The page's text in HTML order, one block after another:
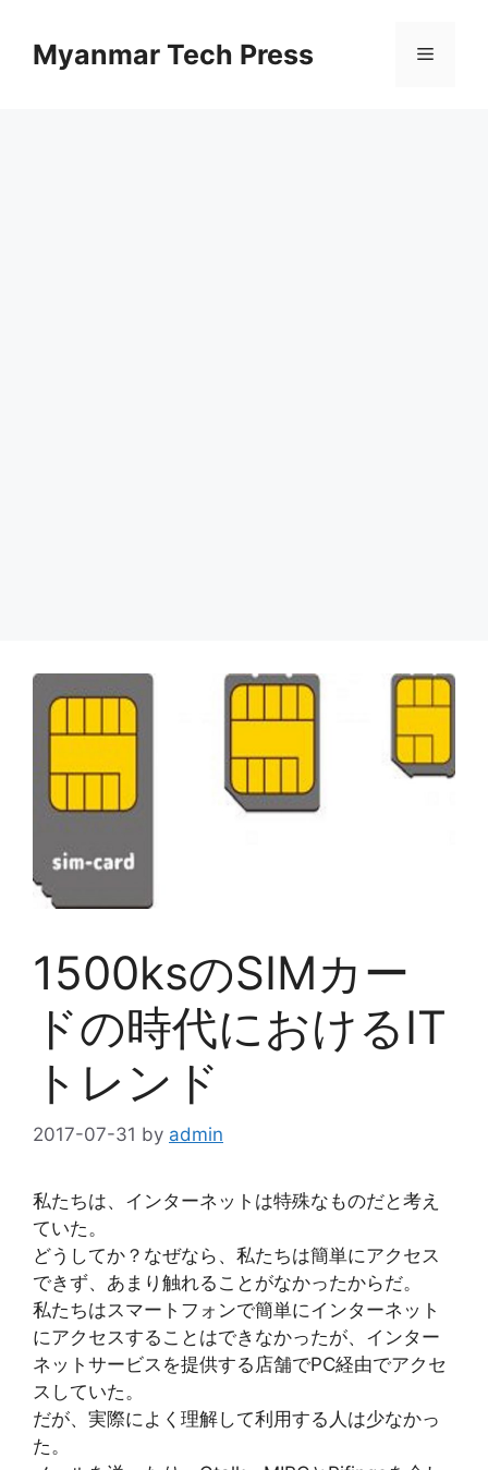
Myanmar Tech Press メ
1500ksのSIMカー
ドの時代におけるIT
トレンド
2017-07-31 by admin
私たちは、インターネットは特殊なものだと考え
ていた。
どうしてか？なぜなら、私たちは簡単にアクセス
できず、あまり触れることがなかったからだ。
私たちはスマートフォンで簡単にインターネット
にアクセスすることはできなかったが、インター
ネットサービスを提供する店舗でPC経由でアクセ
スしていた。
だが、実際によく理解して利用する人は少なかっ
た。